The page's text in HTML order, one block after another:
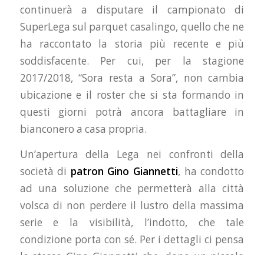
continuerà a disputare il campionato di
SuperLega sul parquet casalingo, quello che ne
ha raccontato la storia più recente e più
soddisfacente. Per cui, per la stagione
2017/2018, “Sora resta a Sora”, non cambia
ubicazione e il roster che si sta formando in
questi giorni potrà ancora battagliare in
bianconero a casa propria.
Un’apertura della Lega nei confronti della
società di patron Gino Giannetti, ha condotto
ad una soluzione che permetterà alla città
volsca di non perdere il lustro della massima
serie e la visibilità, l’indotto, che tale
condizione porta con sé. Per i dettagli ci pensa